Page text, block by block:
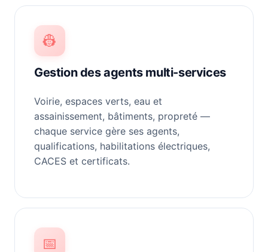
👷
Gestion des agents multi-services
Voirie, espaces verts, eau et
assainissement, bâtiments, propreté —
chaque service gère ses agents,
qualifications, habilitations électriques,
CACES et certificats.
📅